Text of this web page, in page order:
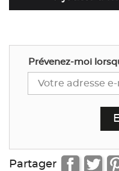
Prévenez-moi
Partager